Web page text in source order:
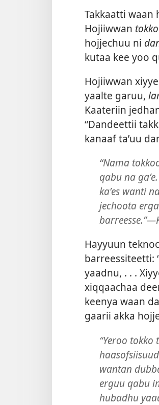
Takkaatti waan
Hojiiwwan
hojjechuu ni
kutaa kee yoo
Hojiiwwan
yaalte garuu,
Kaateriin
“Dandeettii
kanaaf taʼuu
“Nama
qabu na
kaʼes wanti
jechoota
Hayyuun
barreessiteetti:
yaadnu, . . .
xiqqaachaa
keenya waan
gaarii akka
“Yeroo
wantan
erguu qabu
hubadhu